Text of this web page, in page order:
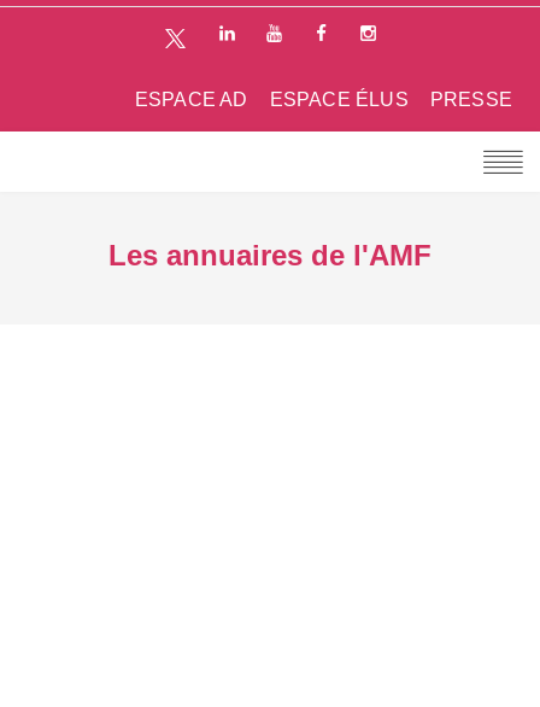
PRESSE
ESPACE ÉLUS
ESPACE AD
Les annuaires de l'AMF